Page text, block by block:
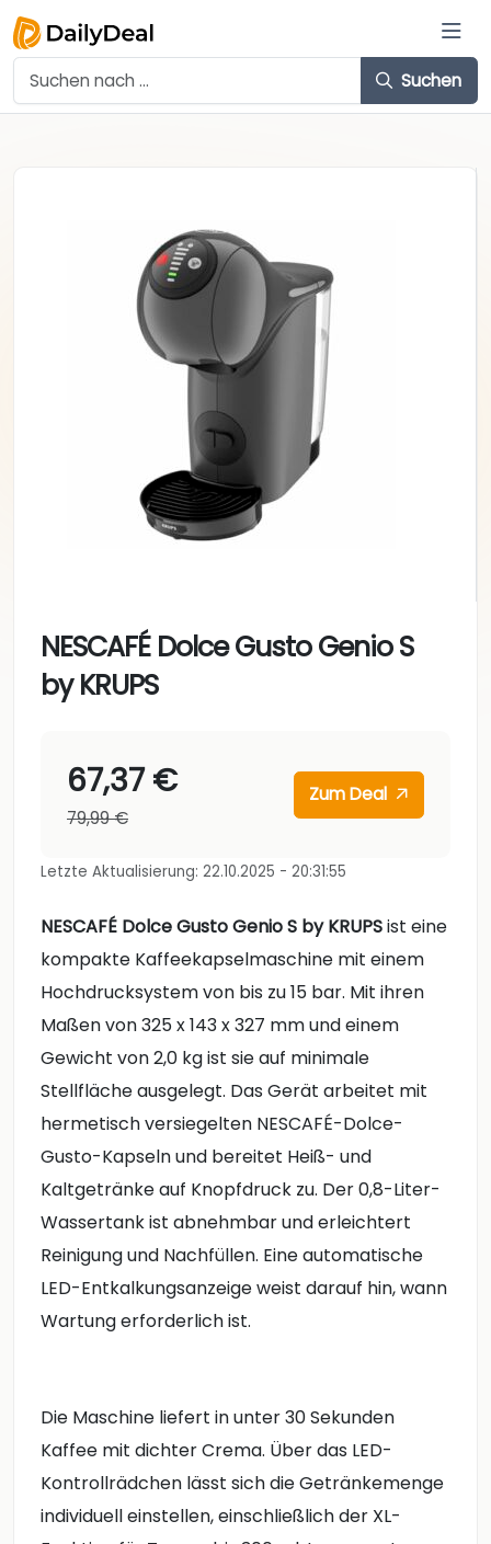
Suchen
NESCAFÉ Dolce Gusto Genio S
by KRUPS
67,37 €
79,99 €
Zum Deal
Letzte Aktualisierung: 22.10.2025 - 20:31:55
NESCAFÉ Dolce Gusto Genio S by KRUPSist eine
kompakte Kaffeekapselmaschine mit einem
Hochdrucksystem von bis zu 15 bar. Mit ihren
Maßen von 325 x 143 x 327 mm und einem
Gewicht von 2,0 kg ist sie auf minimale
Stellfläche ausgelegt. Das Gerät arbeitet mit
hermetisch versiegelten NESCAFÉ-Dolce-
Gusto-Kapseln und bereitet Heiß- und
Kaltgetränke auf Knopfdruck zu. Der 0,8-Liter-
Wassertank ist abnehmbar und erleichtert
Reinigung und Nachfüllen. Eine automatische
LED-Entkalkungsanzeige weist darauf hin, wann
Wartung erforderlich ist.
Die Maschine liefert in unter 30 Sekunden
Kaffee mit dichter Crema. Über das LED-
Kontrollrädchen lässt sich die Getränkemenge
individuell einstellen, einschließlich der XL-